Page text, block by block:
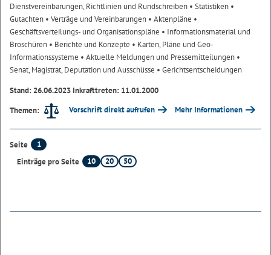
Dienstvereinbarungen, Richtlinien und Rundschreiben • Statistiken •
Gutachten • Verträge und Vereinbarungen • Aktenpläne •
Geschäftsverteilungs- und Organisationspläne • Informationsmaterial und
Broschüren • Berichte und Konzepte • Karten, Pläne und Geo-
Informationssysteme • Aktuelle Meldungen und Pressemitteilungen •
Senat, Magistrat, Deputation und Ausschüsse • Gerichtsentscheidungen
Stand: 26.06.2023 Inkrafttreten: 11.01.2000
Themen:
Vorschrift direkt aufrufen Mehr Informationen
Seite
1
Einträge pro Seite
10 20 50